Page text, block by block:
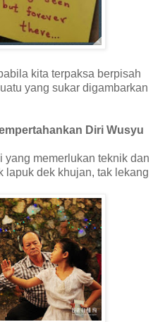
kita terpaksa berpisah
yang sukar digambarkan
Diri Wusyu
yang memerlukan teknik dan
lapuk dek khujan, tak lekang